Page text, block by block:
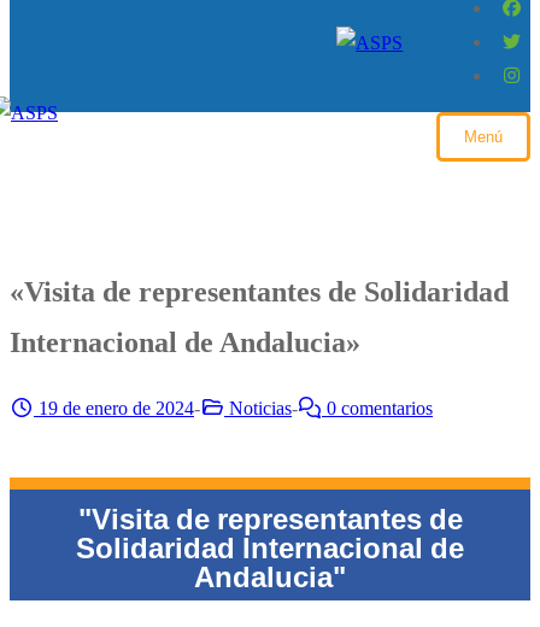
Menú
«Visita de representantes de Solidaridad
Internacional de Andalucia»
19 de enero de 2024- Noticias- 0 comentarios
"Visita de representantes de
Solidaridad Internacional de
Andalucia"